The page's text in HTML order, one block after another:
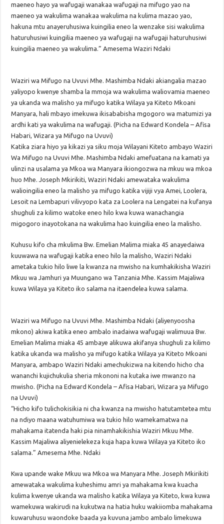
maeneo hayo ya wafugaji wanakaa wafugaji na mifugo yao na
maeneo ya wakulima wanakaa wakulima na kulima mazao yao,
hakuna mtu anayeruhusiwa kuingilia eneo la wenzake sisi wakulima
haturuhusiwi kuingilia maeneo ya wafugaji na wafugaji haturuhusiwi
kuingilia maeneo ya wakulima.” Amesema Waziri Ndaki
Waziri wa Mifugo na Uvuvi Mhe. Mashimba Ndaki akiangalia mazao
yaliyopo kwenye shamba la mmoja wa wakulima waliovamia maeneo
ya ukanda wa malisho ya mifugo katika Wilaya ya Kiteto Mkoani
Manyara, hali mbayo imekuwa ikisababisha mgogoro wa matumizi ya
ardhi kati ya wakulima na wafugaji. (Picha na Edward Kondela – Afisa
Habari, Wizara ya Mifugo na Uvuvi)
Katika ziara hiyo ya kikazi ya siku moja Wilayani Kiteto ambayo Waziri
Wa Mifugo na Uvuvi Mhe. Mashimba Ndaki amefuatana na kamati ya
ulinzi na usalama ya Mkoa wa Manyara ikiongozwa na mkuu wa mkoa
huo Mhe. Joseph Mkirikiti, Waziri Ndaki amewataka wakulima
walioingilia eneo la malisho ya mifugo katika vijiji vya Amei, Loolera,
Lesoit na Lembapuri vilivyopo kata za Loolera na Lengatei na kufanya
shughuli za kilimo watoke eneo hilo kwa kuwa wanachangia
migogoro inayotokana na wakulima hao kuingilia eneo la malisho.
Kuhusu kifo cha mkulima Bw. Emelian Malima miaka 45 anayedaiwa
kuuwawa na wafugaji katika eneo hilo la malisho, Waziri Ndaki
ametaka tukio hilo liwe la kwanza na mwisho na kumhakikisha Waziri
Mkuu wa Jamhuri ya Muungano wa Tanzania Mhe. Kassim Majaliwa
kuwa Wilaya ya Kiteto iko salama na itaendelea kuwa salama.
Waziri wa Mifugo na Uvuvi Mhe. Mashimba Ndaki (aliyenyoosha
mkono) akiwa katika eneo ambalo inadaiwa wafugaji walimuua Bw.
Emelian Malima miaka 45 ambaye alikuwa akifanya shughuli za kilimo
katika ukanda wa malisho ya mifugo katika Wilaya ya Kiteto Mkoani
Manyara, ambapo Waziri Ndaki amechukizwa na kitendo hicho cha
wananchi kujichukulia sheria mkononi na kutaka iwe mwanzo na
mwisho. (Picha na Edward Kondela – Afisa Habari, Wizara ya Mifugo
na Uvuvi)
“Hicho kifo tulichokisikia ni cha kwanza na mwisho hatutamtetea mtu
na ndiyo maana watuhumiwa wa tukio hilo wamekamatwa na
mahakama itatenda haki pia ninamhakikishia Waziri Mkuu Mhe.
Kassim Majaliwa aliyenielekeza kuja hapa kuwa Wilaya ya Kiteto iko
salama.” Amesema Mhe. Ndaki
Kwa upande wake Mkuu wa Mkoa wa Manyara Mhe. Joseph Mkirikiti
amewataka wakulima kuheshimu amri ya mahakama kwa kuacha
kulima kwenye ukanda wa malisho katika Wilaya ya Kiteto, kwa kuwa
wamekuwa wakirudi na kukutwa na hatia huku wakiiomba mahakama
kuwaruhusu waondoke baada ya kuvuna jambo ambalo limekuwa